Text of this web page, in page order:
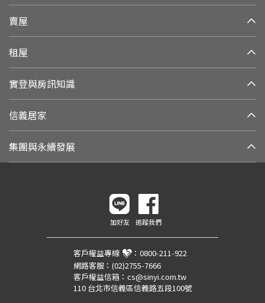
賣屋
租屋
實登與房訊知識
信義居家
集團與永續發展
加好友 追蹤我們
客戶權益專線 ： 0800-211-922
網路客服： (02)2755-7666
客戶權益信箱： cs@sinyi.com.tw
110 台北市信義區信義路五段100號